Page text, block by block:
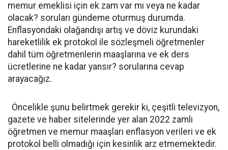
memur emeklisi için ek zam var mı veya ne kadar
olacak? soruları gündeme oturmuş durumda.
Enflasyondaki olağandışı artış ve döviz kurundaki
hareketlilik ek protokol ile sözleşmeli öğretmenler
dahil tüm öğretmenlerin maaşlarına ve ek ders
ücretlerine ne kadar yansır? sorularına cevap
arayacağız.
Öncelikle şunu belirtmek gerekir ki, çeşitli televizyon,
gazete ve haber sitelerinde yer alan 2022 zamlı
öğretmen ve memur maaşları enflasyon verileri ve ek
protokol belli olmadığı için kesinlik arz etmemektedir.